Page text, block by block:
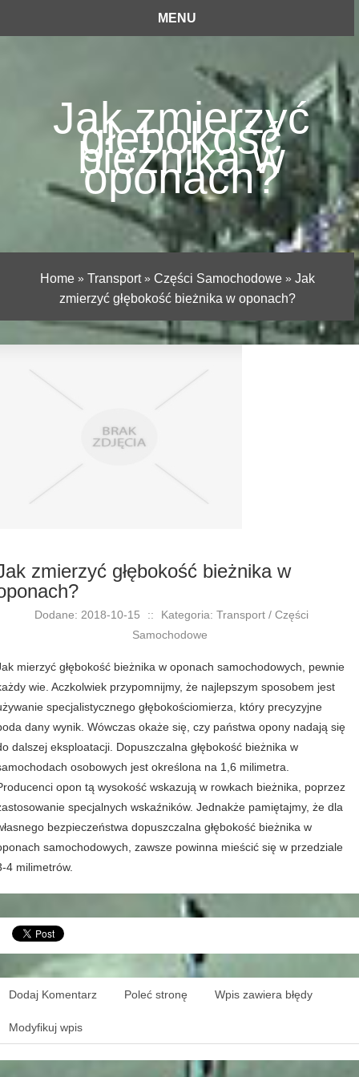
MENU
Jak zmierzyć
głębokość
bieżnika w
oponach?
Home» Transport» Części Samochodowe» Jak
zmierzyć głębokość bieżnika w oponach?
zmierzyć głębokość bieżnika w
Dodane: 2018-10-15 ::
Kategoria: Transport / Części
Samochodowe
mierzyć głębokość bieżnika w oponach samochodowych, pewnie
wie. Aczkolwiek przypomnijmy, że najlepszym sposobem jest
specjalistycznego głębokościomierza, który precyzyjne
dany wynik. Wówczas okaże się, czy państwa opony nadają się
dalszej eksploatacji. Dopuszczalna głębokość bieżnika w
osobowych jest określona na 1,6 milimetra.
opon tą wysokość wskazują w rowkach bieżnika, poprzez
specjalnych wskaźników. Jednakże pamiętajmy, że dla
bezpieczeństwa dopuszczalna głębokość bieżnika w
samochodowych, zawsze powinna mieścić się w przedziale
4 milimetrów.
Dodaj Komentarz Poleć stronę Wpis zawiera błędy
Modyfikuj wpis